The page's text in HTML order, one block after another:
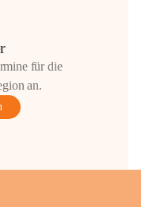
für die
an.